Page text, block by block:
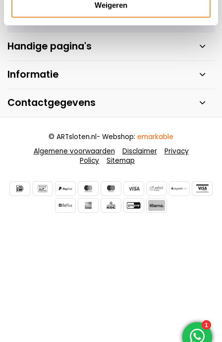
Weigeren
Handige pagina's
Informatie
Contactgegevens
Algemene voorwaarden Disclaimer
Privacy
Policy
Sitemap
© ARTsloten.nl- Webshop: emarkable